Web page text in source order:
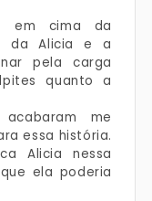
em cima da
da Alicia e a
pela carga
quanto a
me
essa história.
Alicia nessa
ela poderia